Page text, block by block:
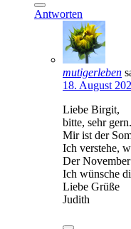
Antworten
mutigerleben
18. August
Liebe Birgit,
bitte, sehr gern.
Mir ist der
Ich verstehe,
Der
Ich wünsche
Liebe Grüße
Judith